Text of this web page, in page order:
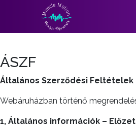
ÁSZF
Általános Szerződési Feltételek
Webáruházban történő
1, Általános információk –